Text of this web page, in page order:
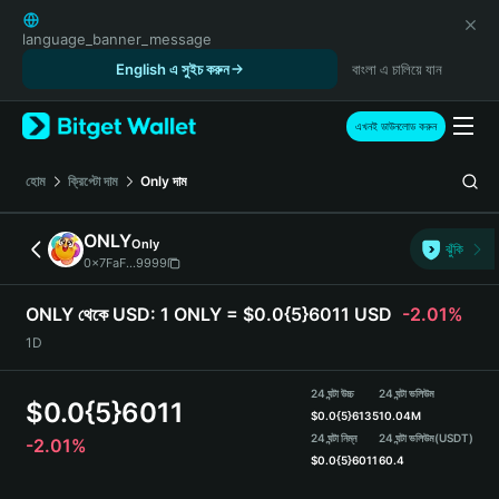
English
日本語
Русский
Español (Latinoamérica)
Türkçe
Italiano
Deutsch
简体中文
繁體中文
Português (Portugal)
Bahasa Indonesia
Español
language_banner_message
English এ সুইচ করুন
বাংলা এ চালিয়ে যান
এখনই ডাউনলোড করুন
হোম ক্রিপ্টো দাম Only দাম
ONLYOnly
0x7FaF...9999
ঝুঁকি
ONLY থেকে USD: 1 ONLY = $0.0{5}6011 USD -2.01%
1D
$0.0{5}6011
-2.01%
24 ঘন্টা উচ্চ
$0.0{5}6135
24 ঘন্টা নিম্ন
$0.0{5}6011
24 ঘন্টা ভলিউম
10.04M
24 ঘন্টা ভলিউম(USDT)
60.4